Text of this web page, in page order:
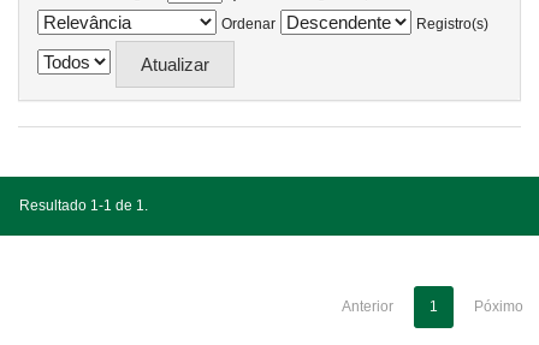
Ordenar
Registro(s)
Resultado 1-1 de 1.
Anterior 1 Póximo